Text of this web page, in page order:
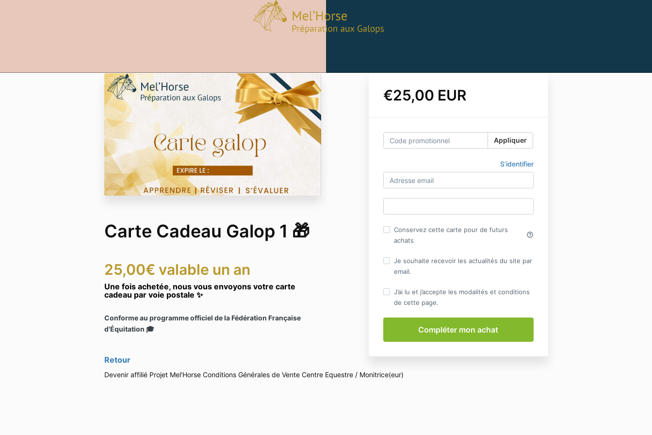
Carte Cadeau Galop 1 🎁
25,00€ valable un an
Une fois achetée, nous vous envoyons votre carte
cadeau par voie postale ✨
Conforme au programme officiel de la Fédération Française
d'Équitation 🎓
Retour
€25,00 EUR
Appliquer
S’identifier
Conservez cette carte pour de futurs
achats
help_outline
Je souhaite recevoir les actualités du site par
email.
J’ai lu et j’accepte les modalités et conditions
de cette page.
Devenir affilié Projet Mel'Horse Conditions Générales de Vente Centre Equestre / Monitrice(eur)